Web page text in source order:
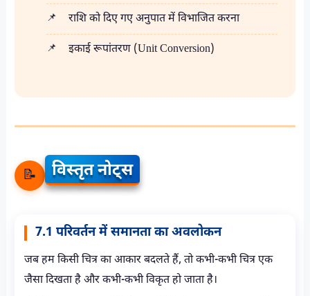
राशि को दिए गए अनुपात में विभाजित करना
इकाई रूपांतरण (Unit Conversion)
📝 विस्तृत नोट्स
7.1 परिवर्तन में समानता का अवलोकन
जब हम किसी चित्र का आकार बदलते हैं, तो कभी-कभी चित्र एक
जैसा दिखता है और कभी-कभी विकृत हो जाता है।